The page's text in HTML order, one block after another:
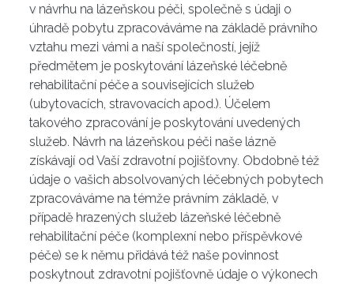
v návrhu na lázeňskou péči, společně s údaji o
úhradě pobytu zpracováváme na základě právního
vztahu mezi vámi a naší společností, jejíž
předmětem je poskytování lázeňské léčebně
rehabilitační péče a souvisejících služeb
(ubytovacích, stravovacích apod.). Účelem
takového zpracování je poskytování uvedených
služeb. Návrh na lázeňskou péči naše lázně
získávají od Vaší zdravotní pojišťovny. Obdobně též
údaje o vašich absolvovaných léčebných pobytech
zpracováváme na témže právním základě, v
případě hrazených služeb lázeňské léčebně
rehabilitační péče (komplexní nebo příspěvkové
péče) se k němu přidává též naše povinnost
poskytnout zdravotní pojišťovně údaje o výkonech